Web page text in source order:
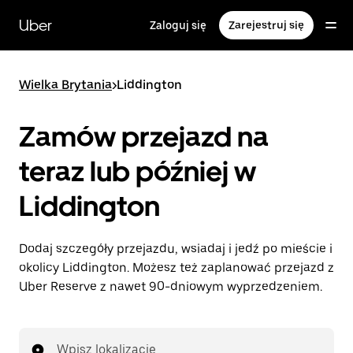
głównej
zawartości
Uber Zaloguj się Zarejestruj się
Wielka Brytania>Liddington
Zamów przejazd na
teraz lub później w
Liddington
Dodaj szczegóły przejazdu, wsiadaj i jedź po mieście i
okolicy Liddington. Możesz też zaplanować przejazd z
Uber Reserve z nawet 90-dniowym wyprzedzeniem.
Wpisz lokalizację